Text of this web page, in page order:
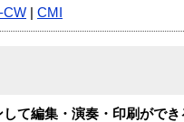
CW CMI
て編集・演奏・印刷がで